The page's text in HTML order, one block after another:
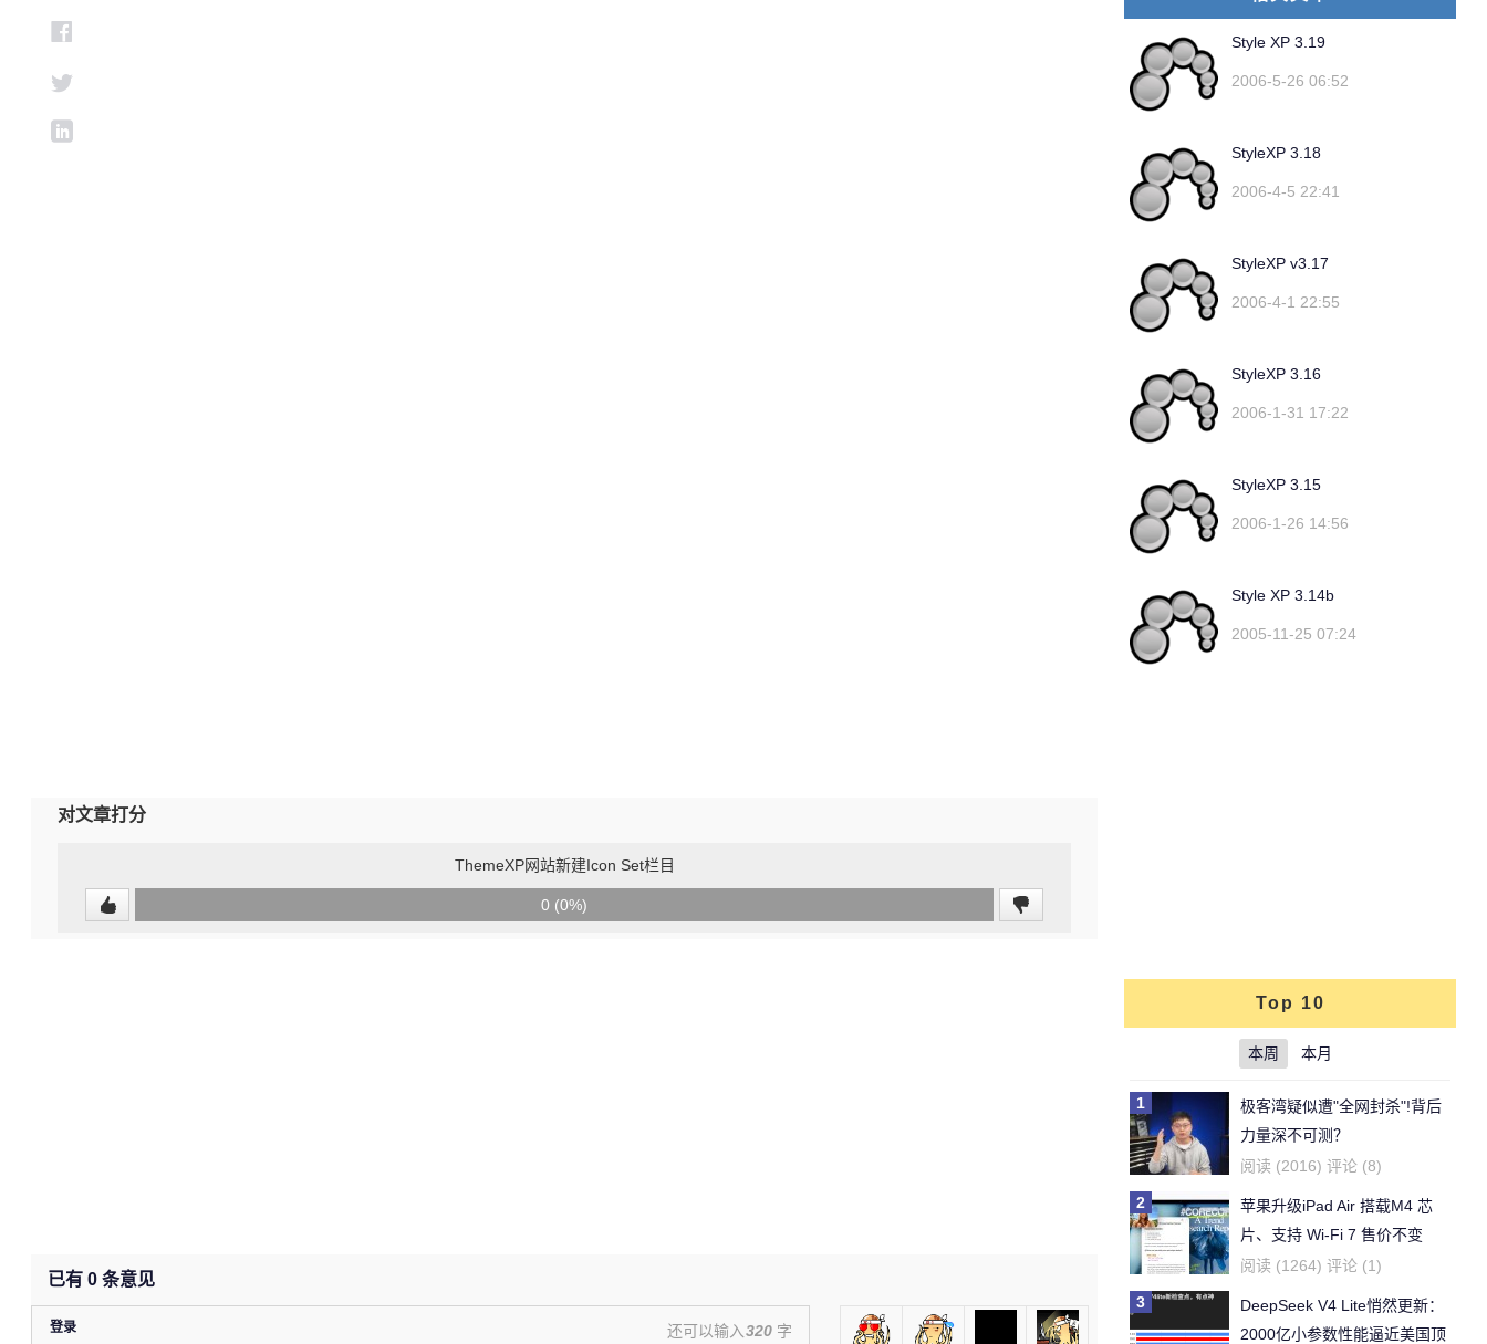
对文章打分
ThemeXP网站新建Icon Set栏目
0 (0%)
已有 0 条意见
登录 还可以输入320 字
Style XP 3.19
2006-5-26 06:52
StyleXP 3.18
2006-4-5 22:41
StyleXP v3.17
2006-4-1 22:55
StyleXP 3.16
2006-1-31 17:22
StyleXP 3.15
2006-1-26 14:56
Style XP 3.14b
2005-11-25 07:24
Top 10
本周 本月
1
极客湾疑似遭"全网封杀"!背后
力量深不可测？
阅读 (2016) 评论 (8)
2
苹果升级iPad Air 搭载M4 芯
片、支持 Wi‑Fi 7 售价不变
阅读 (1264) 评论 (1)
3
DeepSeek V4 Lite悄然更新：
2000亿小参数性能逼近美国顶